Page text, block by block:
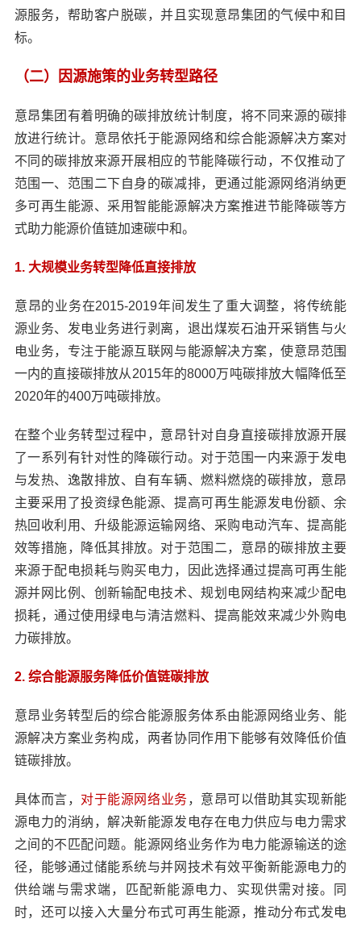
源服务，帮助客户脱碳，并且实现意昂集团的气候中和目
标。
（二）因源施策的业务转型路径
意昂集团有着明确的碳排放统计制度，将不同来源的碳排
放进行统计。意昂依托于能源网络和综合能源解决方案对
不同的碳排放来源开展相应的节能降碳行动，不仅推动了
范围一、范围二下自身的碳减排，更通过能源网络消纳更
多可再生能源、采用智能能源解决方案推进节能降碳等方
式助力能源价值链加速碳中和。
1. 大规模业务转型降低直接排放
意昂的业务在2015-2019年间发生了重大调整，将传统能
源业务、发电业务进行剥离，退出煤炭石油开采销售与火
电业务，专注于能源互联网与能源解决方案，使意昂范围
一内的直接碳排放从2015年的8000万吨碳排放大幅降低至
2020年的400万吨碳排放。
在整个业务转型过程中，意昂针对自身直接碳排放源开展
了一系列有针对性的降碳行动。对于范围一内来源于发电
与发热、逸散排放、自有车辆、燃料燃烧的碳排放，意昂
主要采用了投资绿色能源、提高可再生能源发电份额、余
热回收利用、升级能源运输网络、采购电动汽车、提高能
效等措施，降低其排放。对于范围二，意昂的碳排放主要
来源于配电损耗与购买电力，因此选择通过提高可再生能
源并网比例、创新输配电技术、规划电网结构来减少配电
损耗，通过使用绿电与清洁燃料、提高能效来减少外购电
力碳排放。
2. 综合能源服务降低价值链碳排放
意昂业务转型后的综合能源服务体系由能源网络业务、能
源解决方案业务构成，两者协同作用下能够有效降低价值
链碳排放。
具体而言， 对于能源网络业务，意昂可以借助其实现新能
源电力的消纳，解决新能源发电存在电力供应与电力需求
之间的不匹配问题。能源网络业务作为电力能源输送的途
径，能够通过储能系统与并网技术有效平衡新能源电力的
供给端与需求端，匹配新能源电力、实现供需对接。同
时，还可以接入大量分布式可再生能源，推动分布式发电